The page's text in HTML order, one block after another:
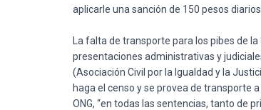
aplicarle una sanción de 150 pesos diarios
La falta de transporte para los pibes de la
presentaciones administrativas y
(Asociación Civil por la Igualdad y la
haga el censo y se provea de transporte a
ONG, “en todas las sentencias, tanto de